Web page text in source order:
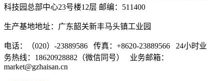
科技园总部中心23号楼12层 邮编：511400
生产基地地址：广东韶关新丰马头镇工业园
电话：（020）-23889586 传真：+8620-23889566 24小时业
务热线：18620928882（微信同号） 业务邮箱：
market@gzhaisan.cn